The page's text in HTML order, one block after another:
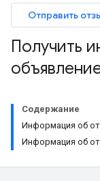
Отправить
Получить
Содержание
Информация об
Информация об